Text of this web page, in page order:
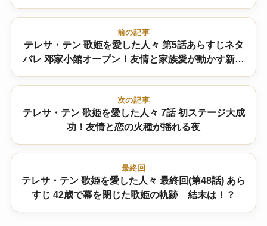
前の記事
テレサ・テン 歌姫を愛した人々 第5話あらすじネタ
バレ 邓家小館オープン！友情と家族愛が動かす新た
次の記事
テレサ・テン 歌姫を愛した人々 7話 初ステージ大成
功！友情と恋の火種が揺れる夜
最終回
テレサ・テン 歌姫を愛した人々 最終回(第48話) あら
すじ 42歳で幕を閉じた歌姫の軌跡 結末は！？